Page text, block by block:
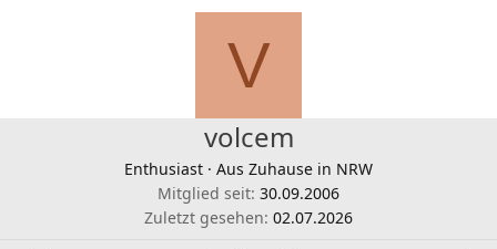
V
volcem
Enthusiast · Aus Zuhause in NRW
Mitglied seit 30.09.2006
Zuletzt gesehen 02.07.2026